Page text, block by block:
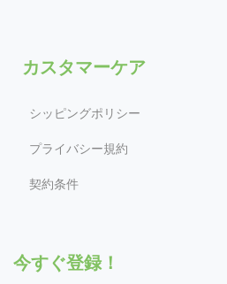
カスタマーケア
シッピングポリシー
プライバシー規約
契約条件
今すぐ登録！